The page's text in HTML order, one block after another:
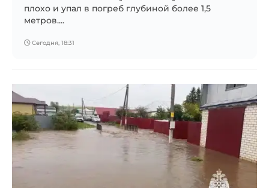
плохо и упал в погреб глубиной более 1,5
метров....
Сегодня, 18:31